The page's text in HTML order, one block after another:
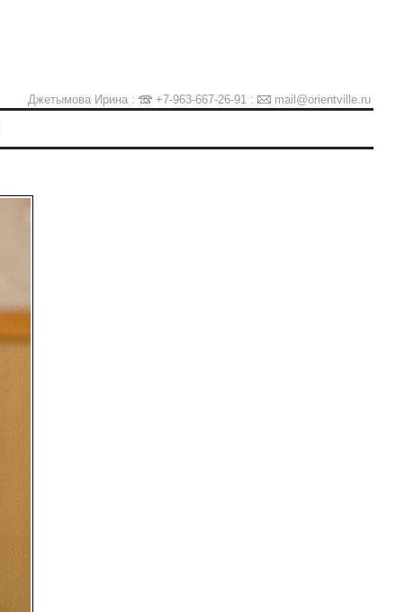
Джетымова Ирина : +7-963-667-26-91 : mail@orientville.ru